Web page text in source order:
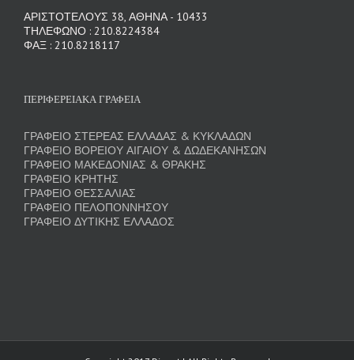
ΑΡΙΣΤΟΤΕΛΟΥΣ 38, ΑΘΗΝΑ - 10433
ΤΗΛΕΦΩΝΟ : 210.8224384
ΦΑΞ : 210.8218117
ΠΕΡΙΦΕΡΕΙΑΚΑ ΓΡΑΦΕΙΑ
ΓΡΑΦΕΙΟ ΣΤΕΡΕΑΣ ΕΛΛΑΔΑΣ & ΚΥΚΛΑΔΩΝ
ΓΡΑΦΕΙΟ ΒΟΡΕΙΟΥ ΑΙΓΑΙΟΥ & ΔΩΔΕΚΑΝΗΣΩΝ
ΓΡΑΦΕΙΟ ΜΑΚΕΔΟΝΙΑΣ & ΘΡΑΚΗΣ
ΓΡΑΦΕΙΟ ΚΡΗΤΗΣ
ΓΡΑΦΕΙΟ ΘΕΣΣΑΛΙΑΣ
ΓΡΑΦΕΙΟ ΠΕΛΟΠΟΝΝΗΣΟΥ
ΓΡΑΦΕΙΟ ΔΥΤΙΚΗΣ ΕΛΛΑΔΟΣ